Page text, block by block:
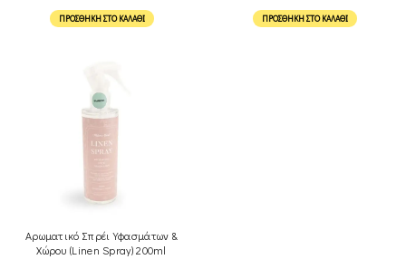
ΠΡΟΣΘΉΚΗ ΣΤΟ ΚΑΛΆΘΙ ΠΡΟΣΘΉΚΗ ΣΤΟ ΚΑΛΆΘΙ
Αρωματικό Σπρέι Υφασμάτων &
Χώρου (Linen Spray) 200ml